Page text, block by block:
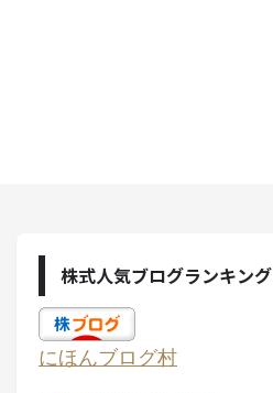
株式人気ブログランキング
にほんブログ村